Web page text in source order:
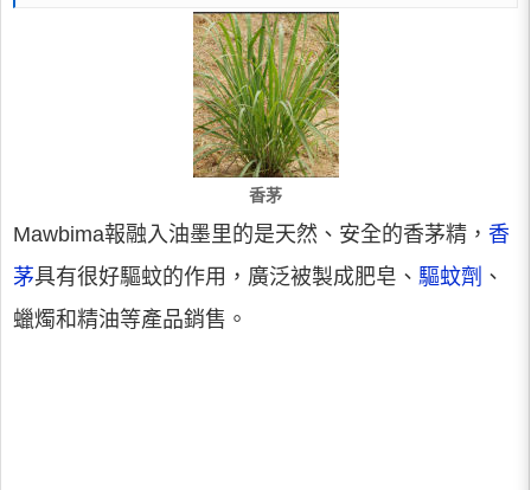
香茅
Mawbima報融入油墨里的是天然、安全的香茅精， 香
茅具有很好驅蚊的作用，廣泛被製成肥皂、 驅蚊劑 、
蠟燭和精油等產品銷售。